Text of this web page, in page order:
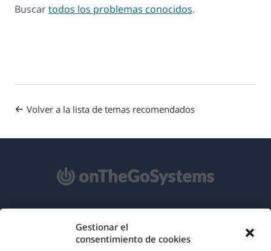
Gestionar el
consentimiento de cookies
Buscartodos los problemas conocidos.
Volver a la lista de temas recomendados
RGPD y Política de Privacidad